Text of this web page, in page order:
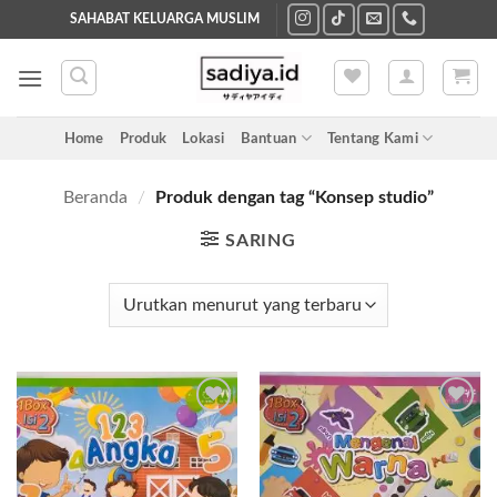
to
content
SAHABAT KELUARGA MUSLIM
Home Produk Lokasi Bantuan Tentang Kami
Beranda / Produk dengan tag “Konsep studio”
SARING
Add to
wishlist
Add to
wishlist